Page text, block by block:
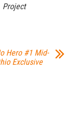
Project
Hero #1 Mid-
Exclusive